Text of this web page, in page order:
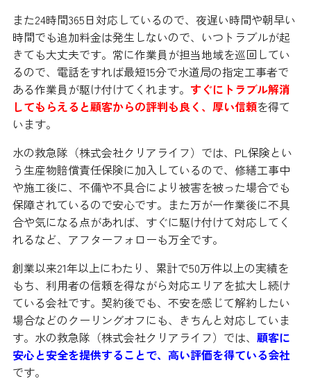
また24時間365日対応しているので、夜遅い時間や朝早い
時間でも追加料金は発生しないので、いつトラブルが起
きても大丈夫です。常に作業員が担当地域を巡回してい
るので、電話をすれば最短15分で水道局の指定工事者で
ある作業員が駆け付けてくれます。 すぐにトラブル解消
してもらえると顧客からの評判も良く、厚い信頼を得て
います。
水の救急隊（株式会社クリアライフ）では、PL保険とい
う生産物賠償責任保険に加入しているので、修繕工事中
や施工後に、不備や不具合により被害を被った場合でも
保障されているので安心です。また万が一作業後に不具
合や気になる点があれば、すぐに駆け付けて対応してく
れるなど、アフターフォローも万全です。
創業以来21年以上にわたり、累計で50万件以上の実績を
もち、利用者の信頼を得ながら対応エリアを拡大し続け
ている会社です。契約後でも、不安を感じて解約したい
場合などのクーリングオフにも、きちんと対応していま
す。水の救急隊（株式会社クリアライフ）では、 顧客に
安心と安全を提供することで、高い評価を得ている会社
です。